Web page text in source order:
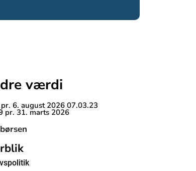
værdi
6. august 2026 07.03.23
pr. 31. marts 2026